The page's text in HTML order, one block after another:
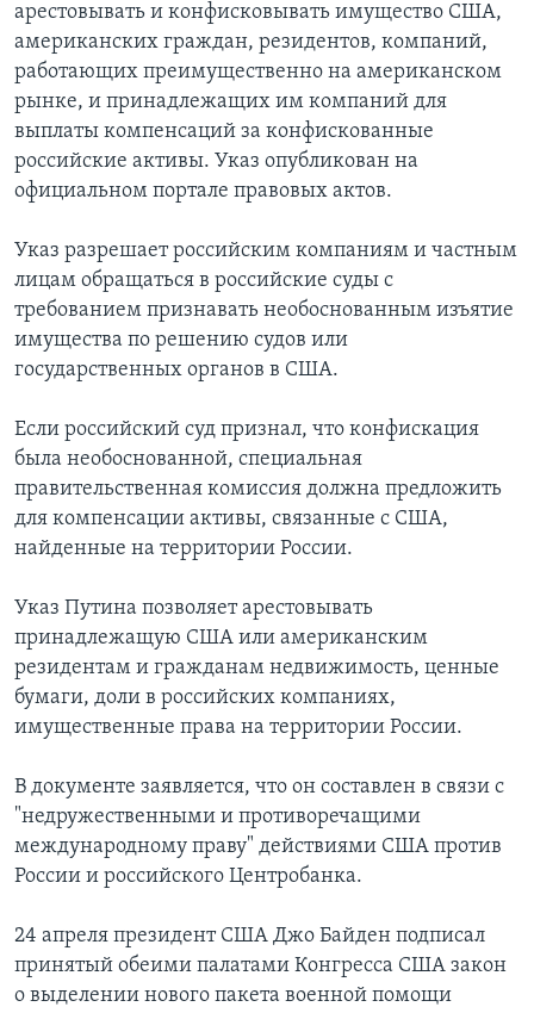
арестовывать и конфисковывать имущество США,
американских граждан, резидентов, компаний,
работающих преимущественно на американском
рынке, и принадлежащих им компаний для
выплаты компенсаций за конфискованные
российские активы. Указ опубликован на
официальном портале правовых актов.
Указ разрешает российским компаниям и частным
лицам обращаться в российские суды с
требованием признавать необоснованным изъятие
имущества по решению судов или
государственных органов в США.
Если российский суд признал, что конфискация
была необоснованной, специальная
правительственная комиссия должна предложить
для компенсации активы, связанные с США,
найденные на территории России.
Указ Путина позволяет арестовывать
принадлежащую США или американским
резидентам и гражданам недвижимость, ценные
бумаги, доли в российских компаниях,
имущественные права на территории России.
В документе заявляется, что он составлен в связи с
"недружественными и противоречащими
международному праву" действиями США против
России и российского Центробанка.
24 апреля президент США Джо Байден подписал
принятый обеими палатами Конгресса США закон
о выделении нового пакета военной помощи